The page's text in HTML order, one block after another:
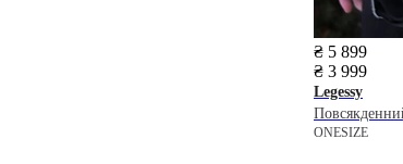
₴ 5 899
₴ 3 999
Legessy
ONESIZE